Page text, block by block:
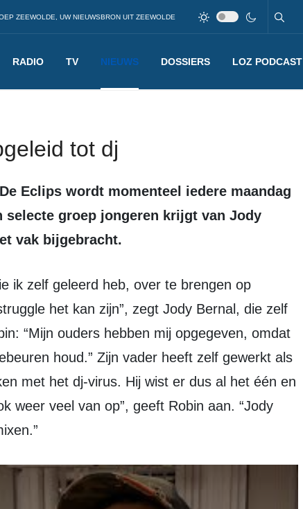
ZEEWOLDE, UW NIEUWSBRON UIT ZEEWOLDE
RADIO TV NIEUWS DOSSIERS LOZ PODCAST
tot dj
selecte groep jongeren krijgt van Jody
vak bijgebracht.
het kan zijn”, zegt Jody Bernal, die zelf
“Mijn ouders hebben mij opgegeven, omdat
houd.” Zijn vader heeft zelf gewerkt als
met het dj-virus. Hij wist er dus al het één en
weer veel van op”, geeft Robin aan. “Jody